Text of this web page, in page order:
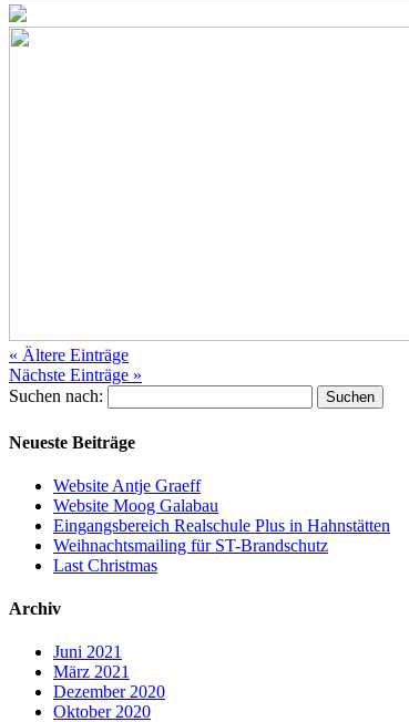
« Ältere Einträge
Nächste Einträge »
Suchen nach:
Neueste Beiträge
Website Antje Graeff
Website Moog Galabau
Eingangsbereich Realschule Plus in Hahnstätten
Weihnachtsmailing für ST-Brandschutz
Last Christmas
Archiv
Juni 2021
März 2021
Dezember 2020
Oktober 2020